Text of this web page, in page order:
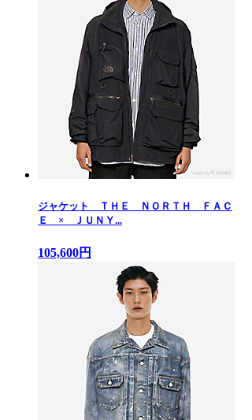
ジャケット ＴＨＥ ＮＯＲＴＨ ＦＡＣ
Ｅ × ＪＵＮＹ...
105,600円